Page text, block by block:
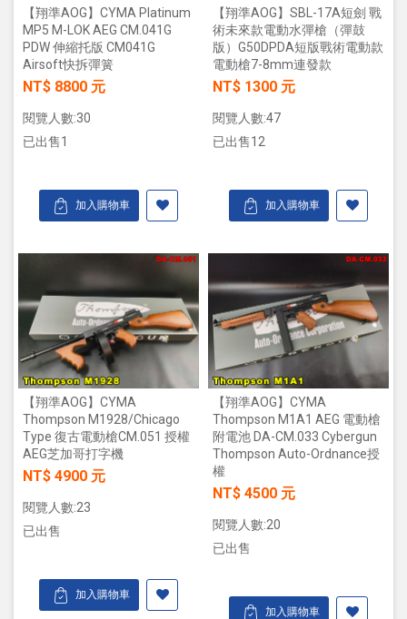
【翔準AOG】CYMA Platinum
MP5 M-LOK AEG CM.041G
PDW 伸縮托版 CM041G
Airsoft快拆彈簧
NT$ 8800 元
閱覽人數:30
已出售1
加入購物車
【翔準AOG】SBL-17A短劍 戰
術未來款電動水彈槍（彈鼓
版）G50DPDA短版戰術電動款
電動槍7-8mm連發款
NT$ 1300 元
閱覽人數:47
已出售12
加入購物車
【翔準AOG】CYMA
Thompson M1928/Chicago
Type 復古電動槍CM.051 授權
AEG芝加哥打字機
NT$ 4900 元
閱覽人數:23
已出售
加入購物車
【翔準AOG】CYMA
Thompson M1A1 AEG 電動槍
附電池 DA-CM.033 Cybergun
Thompson Auto-Ordnance授
權
NT$ 4500 元
閱覽人數:20
已出售
加入購物車